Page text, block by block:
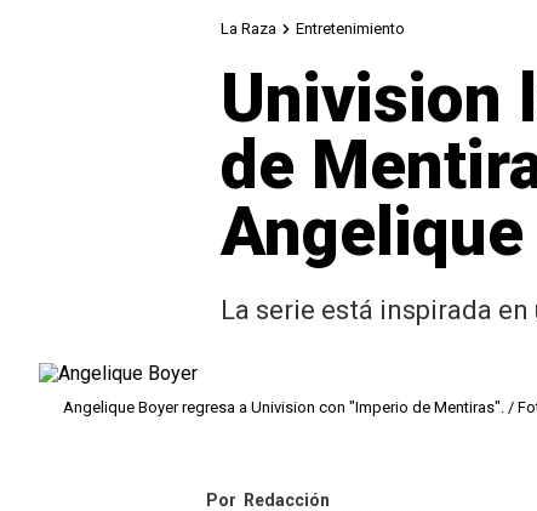
La Raza Entretenimiento
Univision
de
La serie está inspirada
Angelique Boyer regresa a Univision con "Imperio de Mentiras". /
Por
Redacción